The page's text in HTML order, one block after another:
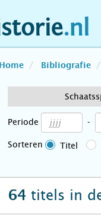
Home Bibliografie
Periode -
Sorteren Titel
64 titels in